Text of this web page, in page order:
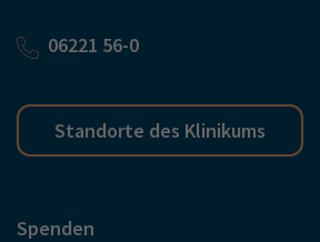
06221 56-0
Standorte des Klinikums
Spenden